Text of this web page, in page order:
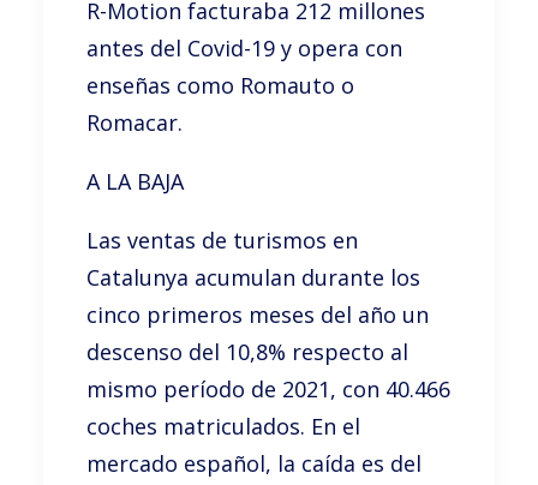
R-Motion facturaba 212 millones
antes del Covid-19 y opera con
enseñas como Romauto o
Romacar.
A LA BAJA
Las ventas de turismos en
Catalunya acumulan durante los
cinco primeros meses del año un
descenso del 10,8% respecto al
mismo período de 2021, con 40.466
coches matriculados. En el
mercado español, la caída es del